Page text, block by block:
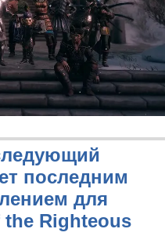
последним
для
Righteous